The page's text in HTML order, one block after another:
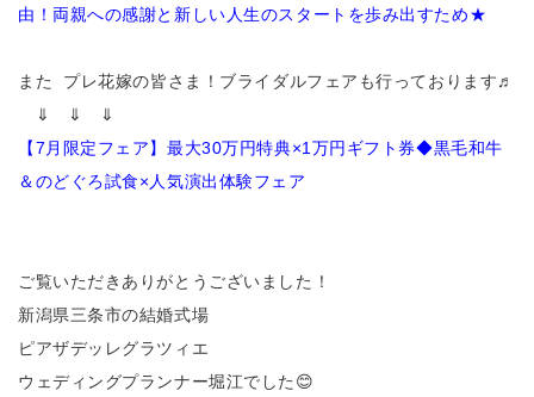
由！両親への感謝と新しい人生のスタートを歩み出すため★
また プレ花嫁の皆さま！ブライダルフェアも行っております♬
⇓ ⇓ ⇓
【7月限定フェア】最大30万円特典×1万円ギフト券◆黒毛和牛
＆のどぐろ試食×人気演出体験フェア
ご覧いただきありがとうございました！
新潟県三条市の結婚式場
ピアザデッレグラツィエ
ウェディングプランナー堀江でした😊